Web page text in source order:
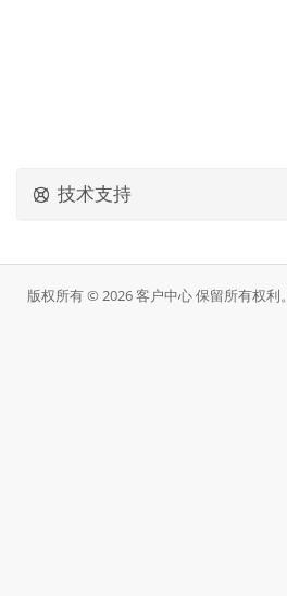
技术支持
版权所有 © 2026 客户中心 保留所有权利。